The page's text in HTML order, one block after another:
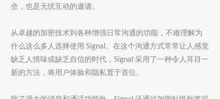
垒，也是无忧互动的邀请。
从卓越的加密技术到各种增强日常沟通的功能，不难理解为
什么这么多人选择使用 Signal。在这个沟通方式常常让人感觉
缺乏人情味或缺乏自信的时代，Signal 采用了一种令人耳目一
新的方法，将用户体验和隐私置于首位。